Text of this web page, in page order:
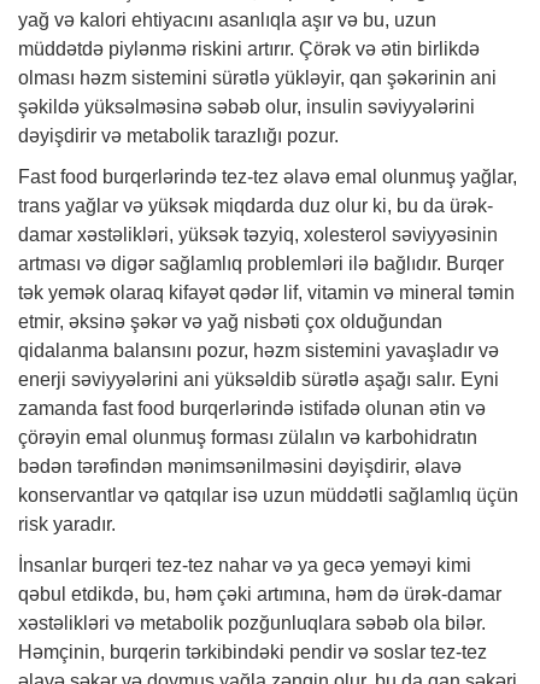
yağ və kalori ehtiyacını asanlıqla aşır və bu, uzun
müddətdə piylənmə riskini artırır. Çörək və ətin birlikdə
olması həzm sistemini sürətlə yükləyir, qan şəkərinin ani
şəkildə yüksəlməsinə səbəb olur, insulin səviyyələrini
dəyişdirir və metabolik tarazlığı pozur.
Fast food burqerlərində tez-tez əlavə emal olunmuş yağlar,
trans yağlar və yüksək miqdarda duz olur ki, bu da ürək-
damar xəstəlikləri, yüksək təzyiq, xolesterol səviyyəsinin
artması və digər sağlamlıq problemləri ilə bağlıdır. Burqer
tək yemək olaraq kifayət qədər lif, vitamin və mineral təmin
etmir, əksinə şəkər və yağ nisbəti çox olduğundan
qidalanma balansını pozur, həzm sistemini yavaşladır və
enerji səviyyələrini ani yüksəldib sürətlə aşağı salır. Eyni
zamanda fast food burqerlərində istifadə olunan ətin və
çörəyin emal olunmuş forması zülalın və karbohidratın
bədən tərəfindən mənimsənilməsini dəyişdirir, əlavə
konservantlar və qatqılar isə uzun müddətli sağlamlıq üçün
risk yaradır.
İnsanlar burqeri tez-tez nahar və ya gecə yeməyi kimi
qəbul etdikdə, bu, həm çəki artımına, həm də ürək-damar
xəstəlikləri və metabolik pozğunluqlara səbəb ola bilər.
Həmçinin, burqerin tərkibindəki pendir və soslar tez-tez